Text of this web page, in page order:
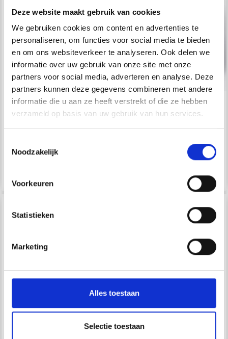
Deze website maakt gebruik van cookies
We gebruiken cookies om content en advertenties te
personaliseren, om functies voor social media te bieden
en om ons websiteverkeer te analyseren. Ook delen we
informatie over uw gebruik van onze site met onze
partners voor social media, adverteren en analyse. Deze
partners kunnen deze gegevens combineren met andere
informatie die u aan ze heeft verstrekt of die ze hebben
verzameld op basis van uw gebruik van hun services.
Noodzakelijk
Voorkeuren
Statistieken
Marketing
Alles toestaan
Selectie toestaan
LANG YARNS CARPE
EUR 7.95
ONION
EUR 7.99
LANG YARNS MERINO
MAYFLOWER
Économisez jusqu'à 50 %
Soyez le premier à connaître nos soldes et
offres limitées en vous inscrivant à notre
Wil je liever nieuws ontvangen over onze
Ja, graag!